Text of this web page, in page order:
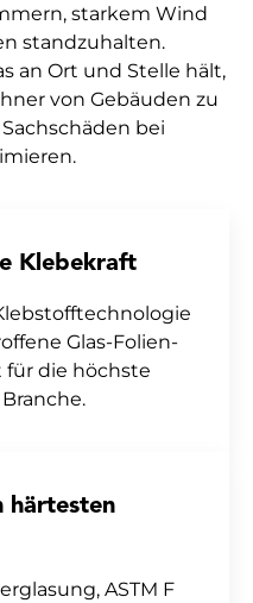
starkem Wind
standzuhalten.
an Ort und Stelle hält,
von Gebäuden zu
bei
Klebekraft
Glas-Folien-
die höchste
härtesten
ASTM F